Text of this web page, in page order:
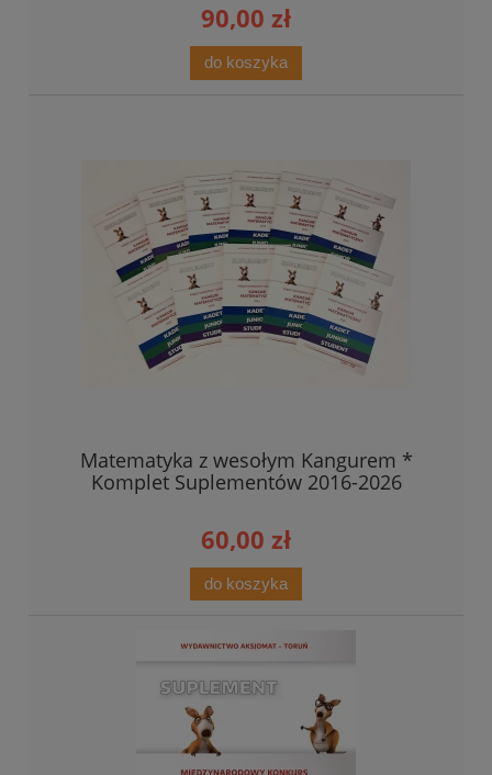
90,00 zł
do koszyka
Matematyka z wesołym Kangurem *
Komplet Suplementów 2016-2026
60,00 zł
do koszyka